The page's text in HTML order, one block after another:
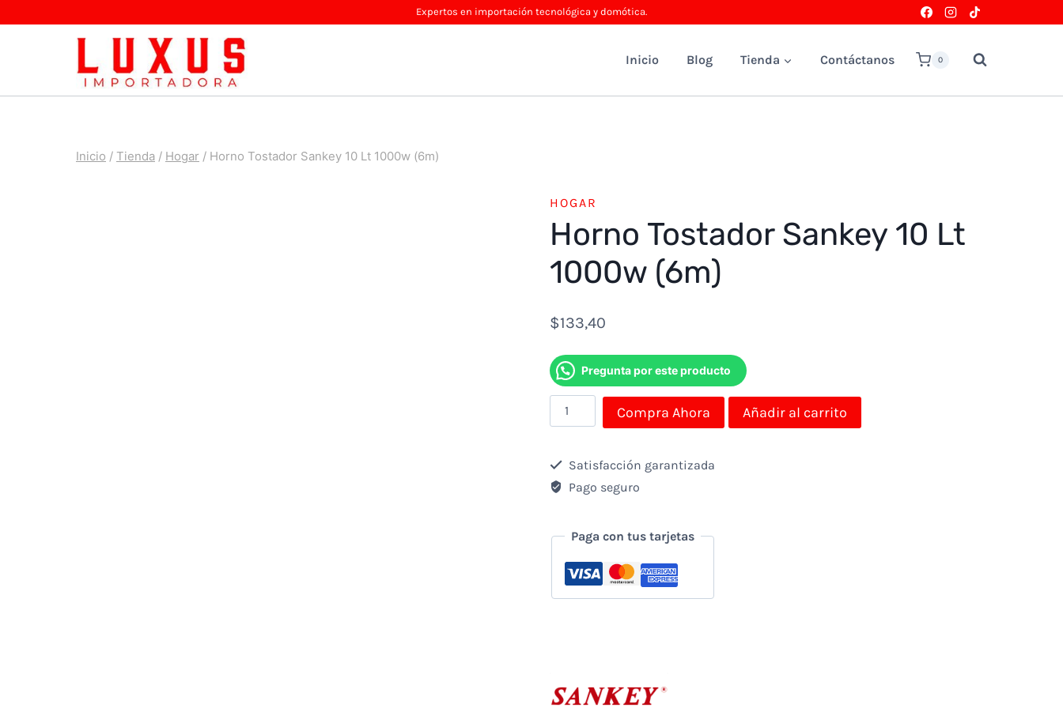
Expertos en importación tecnológica y domótica.
Inicio Blog Tienda Contáctanos 0
Inicio / Tienda / Hogar / Horno Tostador Sankey 10 Lt 1000w (6m)
HOGAR
Horno Tostador Sankey 10 Lt
1000w (6m)
$133,40
Pregunta por este producto
Horno
Tostador
Sankey
10
1000w
cantidad
Compra Ahora Añadir al carrito
Satisfacción garantizada
Pago seguro
Paga con tus tarjetas